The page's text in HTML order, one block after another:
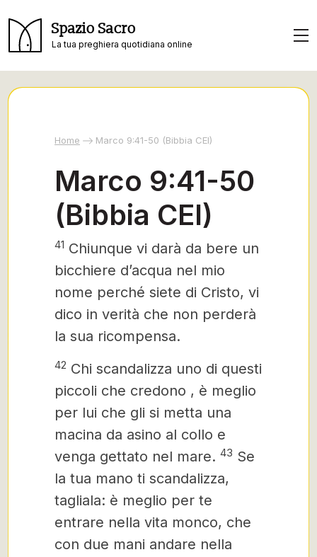
Spazio Sacro
La tua preghiera quotidiana online
Home Marco 9:41-50 (Bibbia CEI)
Marco 9:41-50
(Bibbia CEI)
41 Chiunque vi darà da bere un
bicchiere d’acqua nel mio
nome perché siete di Cristo, vi
dico in verità che non perderà
la sua ricompensa.
42 Chi scandalizza uno di questi
piccoli che credono , è meglio
per lui che gli si metta una
macina da asino al collo e
venga gettato nel mare. 43 Se
la tua mano ti scandalizza,
tagliala: è meglio per te
entrare nella vita monco, che
con due mani andare nella